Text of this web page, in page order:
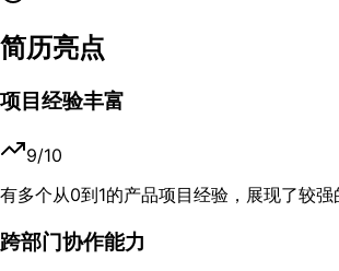
简历亮点
项目经验丰富
9/10
有多个从0到1的产品项目经验，展现了较强
跨部门协作能力